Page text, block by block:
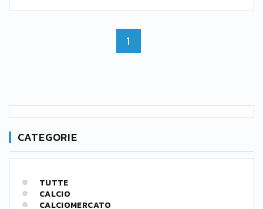
1
CATEGORIE
TUTTE
CALCIO
CALCIOMERCATO